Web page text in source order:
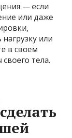
— если
или даже
или
в своем
тела.